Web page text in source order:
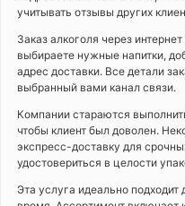
учитывать отзывы других
Заказ алкоголя через
выбираете нужные напитки,
адрес доставки. Все детали
выбранный вами канал связи.
Компании стараются
чтобы клиент был доволен.
экспресс-доставку для
удостовериться в целости
Эта услуга идеально подходит